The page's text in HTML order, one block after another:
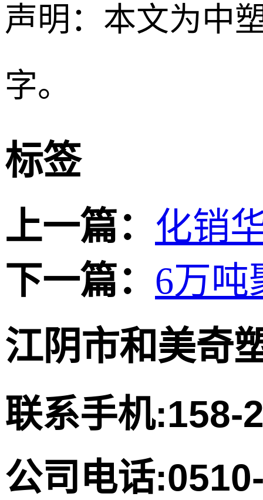
声明：本文为中
字。
标签
上一篇： 化销
下一篇： 6万吨
江阴市和美奇
联系手机:158-
公司电话